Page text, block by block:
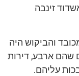
זינבה
והביקוש היה
שהם ארבע, דירות
עליהם.